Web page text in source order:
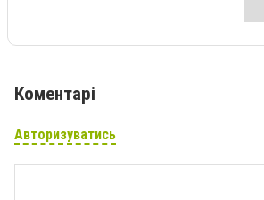
Коментарі
Авторизуватись